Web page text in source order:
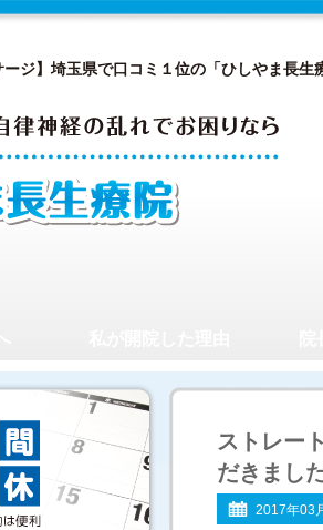
ージ】埼玉県で口コミ１位の「ひしやま長生
ストレー
だきまし
2017年03